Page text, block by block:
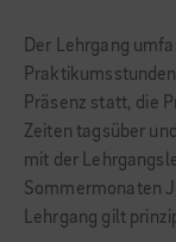
Der Lehrgang
Präsenz statt, die
Zeiten tagsüber
mit der
Sommermonaten
Lehrgang gilt